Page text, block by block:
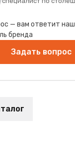
— вам ответит
бренда
Задать вопрос